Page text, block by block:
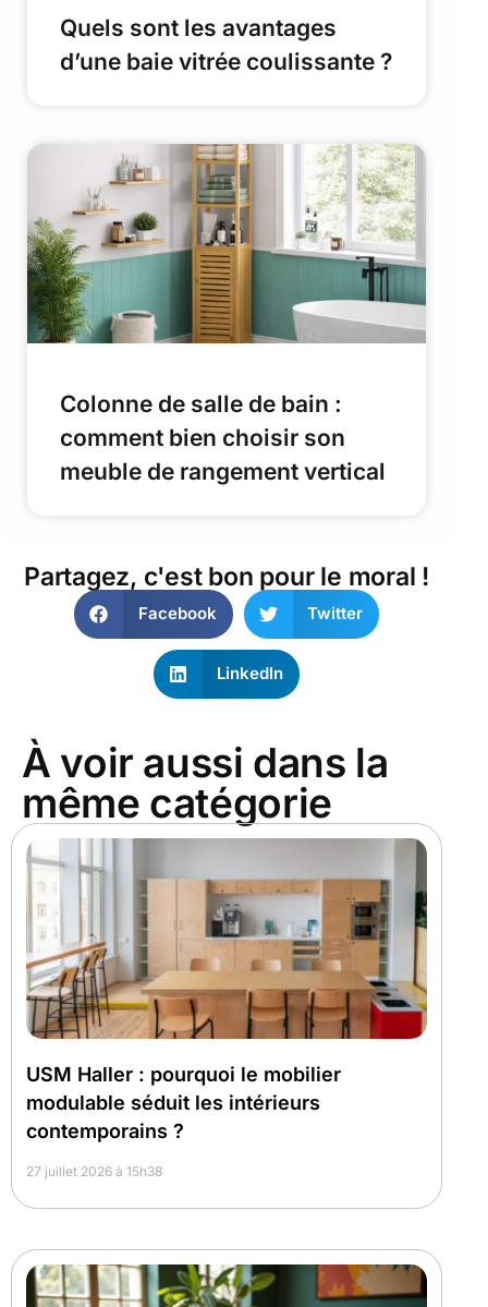
Quels sont les avantages
d’une baie vitrée coulissante ?
Colonne de salle de bain :
comment bien choisir son
meuble de rangement vertical
Partagez, c'est bon pour le moral !
Facebook Twitter
LinkedIn
À voir aussi dans la
même catégorie
USM Haller : pourquoi le mobilier
modulable séduit les intérieurs
contemporains ?
27 juillet 2026 à 15h38